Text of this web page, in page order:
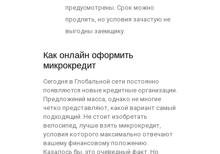
предусмотрены. Срок можно
продлить, но условия зачастую не
выгодны заемщику.
Как онлайн оформить
микрокредит
Сегодня в Глобальной сети постоянно
появляются новые кредитные организации.
Предложений масса, однако не многие
четко представляют, какой вариант самый
подходящий. Не стоит изобретать
велосипед, лучше взять микрокредит,
условия которого максимально отвечают
вашему финансовому положению.
Казалось бы, это очевидный факт. Но